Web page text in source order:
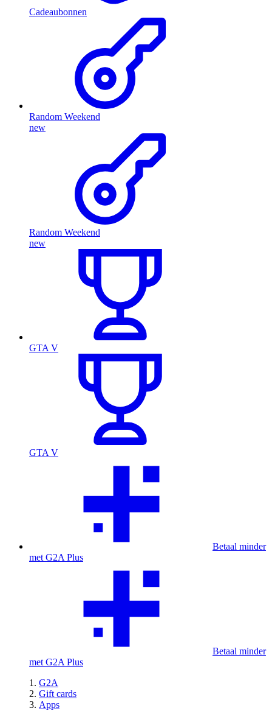
Cadeaubonnen
Random Weekend
new
Random Weekend
new
GTA V
GTA V
Betaal minder
met G2A Plus
Betaal minder
met G2A Plus
G2A
Gift cards
Apps